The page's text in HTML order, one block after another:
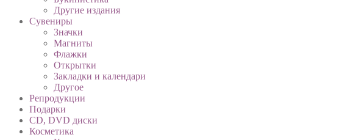
Другие издания
Сувениры
Значки
Магниты
Флажки
Открытки
Закладки и календари
Другое
Репродукции
Подарки
CD, DVD диски
Косметика